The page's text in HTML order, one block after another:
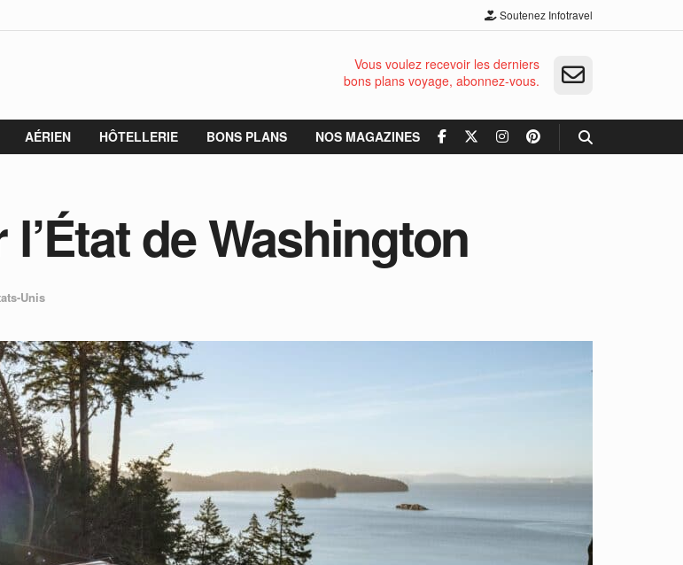
Soutenez Infotravel
Vous voulez recevoir les derniers
bons plans voyage, abonnez-vous.
AÉRIEN HÔTELLERIE BONS PLANS NOS MAGAZINES
de Washington
Unis